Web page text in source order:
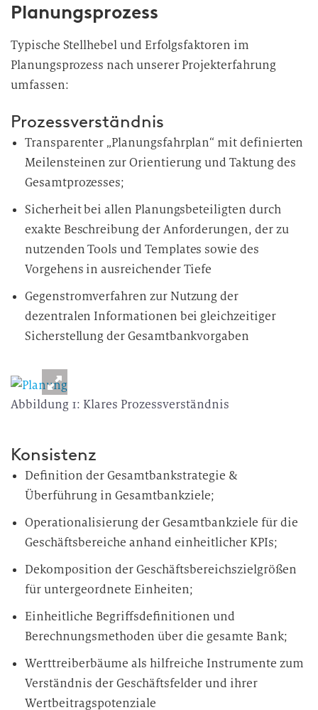
Planungsprozess
Typische Stellhebel und Erfolgsfaktoren im
Planungsprozess nach unserer Projekterfahrung
umfassen:
Prozessverständnis
Transparenter „Planungsfahrplan“ mit definierten
Meilensteinen zur Orientierung und Taktung des
Gesamtprozesses;
Sicherheit bei allen Planungsbeteiligten durch
exakte Beschreibung der Anforderungen, der zu
nutzenden Tools und Templates sowie des
Vorgehens in ausreichender Tiefe
Gegenstromverfahren zur Nutzung der
dezentralen Informationen bei gleichzeitiger
Sicherstellung der Gesamtbankvorgaben
Abbildung 1: Klares Prozessverständnis
Konsistenz
Definition der Gesamtbankstrategie &
Überführung in Gesamtbankziele;
Operationalisierung der Gesamtbankziele für die
Geschäftsbereiche anhand einheitlicher KPIs;
Dekomposition der Geschäftsbereichszielgrößen
für untergeordnete Einheiten;
Einheitliche Begriffsdefinitionen und
Berechnungsmethoden über die gesamte Bank;
Werttreiberbäume als hilfreiche Instrumente zum
Verständnis der Geschäftsfelder und ihrer
Wertbeitragspotenziale